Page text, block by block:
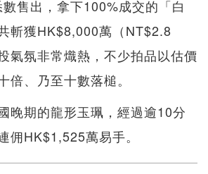
售出，拿下100%成交的「白
斬獲HK$8,000萬（NT$2.8
氣氛非常熾熱，不少拍品以估價
倍、乃至十數落槌。
晚期的龍形玉珮，經過逾10分
佣HK$1,525萬易手。